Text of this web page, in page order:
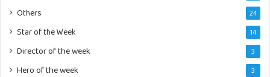
Others 24
Star of the Week 14
Director of the week 3
Hero of the week 3